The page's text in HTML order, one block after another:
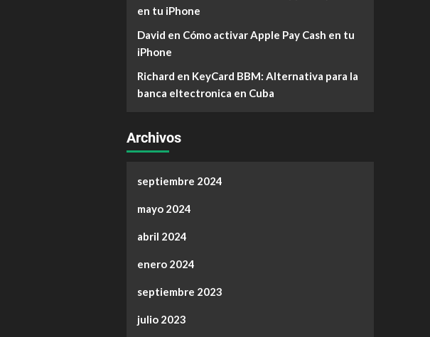
en tu iPhone
David en Cómo activar Apple Pay Cash en tu
iPhone
Richard en KeyCard BBM: Alternativa para la
banca eltectronica en Cuba
Archivos
septiembre 2024
mayo 2024
abril 2024
enero 2024
septiembre 2023
julio 2023